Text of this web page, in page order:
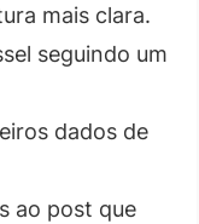
mais clara.
seguindo um
dados de
ao post que